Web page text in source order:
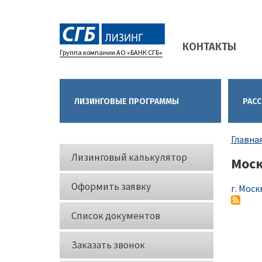
Группа компании АО «БАНК СГБ»
navigation
КОНТАКТЫ
ЛИЗИНГОВЫЕ ПРОГРАММЫ
Кнопки
слева
Лизинговый калькулятор
Оформить заявку
Список документов
Заказать звонок
Строка
Главная
г.